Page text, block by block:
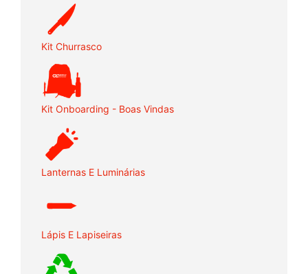
Kit Churrasco
Kit Onboarding - Boas Vindas
Lanternas E Luminárias
Lápis E Lapiseiras